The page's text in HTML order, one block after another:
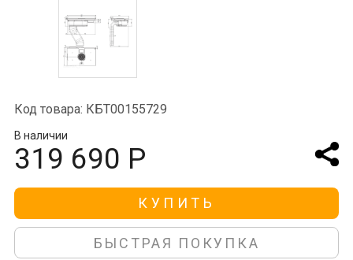
Код товара: КБТ00155729
В наличии
319 690 Р
КУПИТЬ
БЫСТРАЯ ПОКУПКА